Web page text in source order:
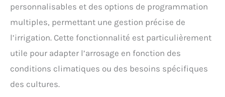
personnalisables et des options de programmation
multiples, permettant une gestion précise de
l’irrigation. Cette fonctionnalité est particulièrement
utile pour adapter l’arrosage en fonction des
conditions climatiques ou des besoins spécifiques
des cultures.